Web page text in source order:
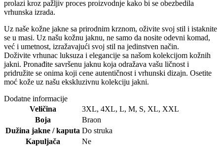
prolazi kroz pažljiv proces proizvodnje kako bi se obezbedila
vrhunska izrada.
Uz naše kožne jakne sa prirodnim krznom, oživite svoj stil i istaknite
se u masi. Uz našu kožnu jaknu, ne samo da nosite odevni komad,
već i umetnost, izražavajući svoj stil na jedinstven način.
Doživite vrhunac luksuza i elegancije sa našom kolekcijom kožnih
jakni. Pronađite savršenu jaknu koja odražava vašu ličnost i
pridružite se onima koji cene autentičnost i vrhunski dizajn. Osetite
moć kože uz našu ekskluzivnu kolekciju jakni.
Dodatne informacije
Veličina
3XL, 4XL, L, M, S, XL, XXL
Boja
Braon
Dužina jakne / kaputa Do struka
Kapuljača
Ne